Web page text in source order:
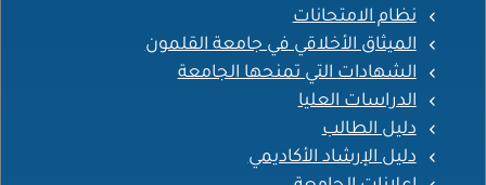
نظام الامتحانات
الميثاق الأخلاقي في جامعة القلمون
الشهادات التي تمنحها الجامعة
الدراسات العليا
دليل الطالب
دليل الإرشاد الأكاديمي